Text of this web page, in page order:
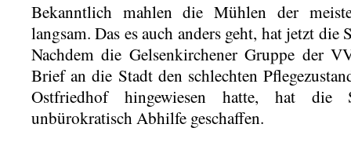
Bekanntlich mahlen die Mühlen der
langsam. Das es auch anders geht, hat jetzt die
Nachdem die Gelsenkirchener Gruppe der
Brief an die Stadt den schlechten
Ostfriedhof hingewiesen hatte, hat
unbürokratisch Abhilfe geschaffen.